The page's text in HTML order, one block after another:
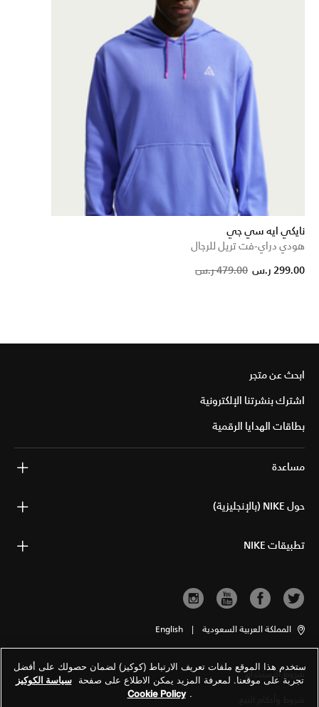
نايكي ايه سي جي
هودي دراي-فت تريل للرجال
479.00 ر.س 299.00 ر.س
ابحث عن متجر
اشترك بنشرتنا الإلكترونية
بطاقات الهدايا الرقمية
مساعدة
حول NIKE (بالإنجليزية)
تطبيقات NIKE
المملكة العربية السعودية |
English
شروط الاستخدام
ستخدم هذا الموقع ملفات تعريف الارتباط (كوكيز) لضمان حصولك على أفضل
تجربة على موقعنا. لمعرفة المزيد يمكن الاطلاع على صفحة سياسة الكوكيز
.
Cookie Policy